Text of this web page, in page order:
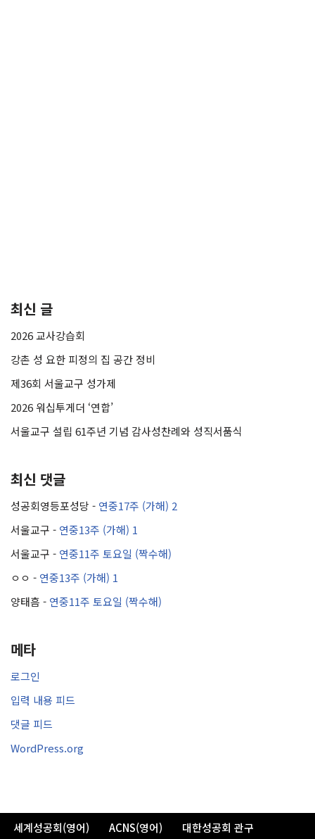
최신 글
2026 교사강습회
강촌 성 요한 피정의 집 공간 정비
제36회 서울교구 성가제
2026 워십투게더 ‘연합’
서울교구 설립 61주년 기념 감사성찬례와 성직서품식
최신 댓글
성공회영등포성당 - 연중17주 (가해) 2
서울교구 - 연중13주 (가해) 1
서울교구 - 연중11주 토요일 (짝수해)
ㅇㅇ - 연중13주 (가해) 1
양태흠 - 연중11주 토요일 (짝수해)
메타
로그인
입력 내용 피드
댓글 피드
WordPress.org
세계성공회(영어) ACNS(영어)
대한성공회 관구